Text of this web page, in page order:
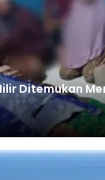
Ditemukan